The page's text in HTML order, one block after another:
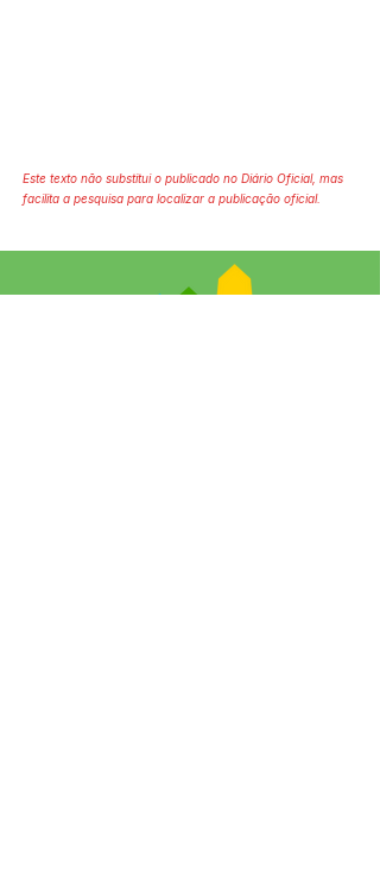
Este texto não substitui o publicado no Diário Oficial, mas
facilita a pesquisa para localizar a publicação oficial.